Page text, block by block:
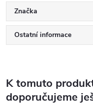
Značka
Ostatní informace
K tomuto
doporučujeme